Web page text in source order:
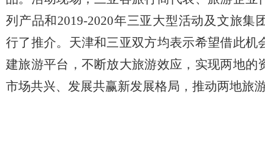
列产品和2019-2020年三亚大型活动及文旅集
行了推介。 天津和三亚双方均表示希望借此机
建旅游平台，不断放大旅游效应，实现两地的
市场共兴、发展共赢新发展格局，推动两地旅